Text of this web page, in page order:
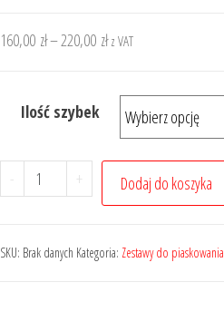
160,00 zł–220,00 złZakres
160,00 zł
do
220,00 zł
z VAT
Ilość szybek
-
ilość
Maska
piaskowania
+ Dodaj do koszyka
SKU: Brak danych Kategoria: Zestawy do piaskowania